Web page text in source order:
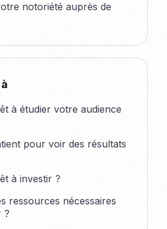
notoriété auprès de
à étudier votre audience
pour voir des résultats
à investir ?
ressources nécessaires
?